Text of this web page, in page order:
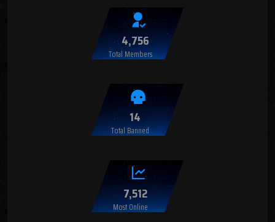
4,756
Total Members
14
Total Banned
7,512
Most Online